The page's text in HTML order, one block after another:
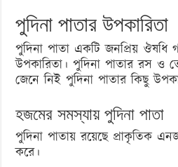
পুদিনা পাতার উপকারিতা
পুদিনা পাতা একটি জনপ্রিয় ঔষধি
উপকারিতা। পুদিনা পাতার রস ও
জেনে নিই পুদিনা পাতার কিছু
হজমের সমস্যায় পুদিনা পাতা
পুদিনা পাতায় রয়েছে প্রাকৃতিক
করে।